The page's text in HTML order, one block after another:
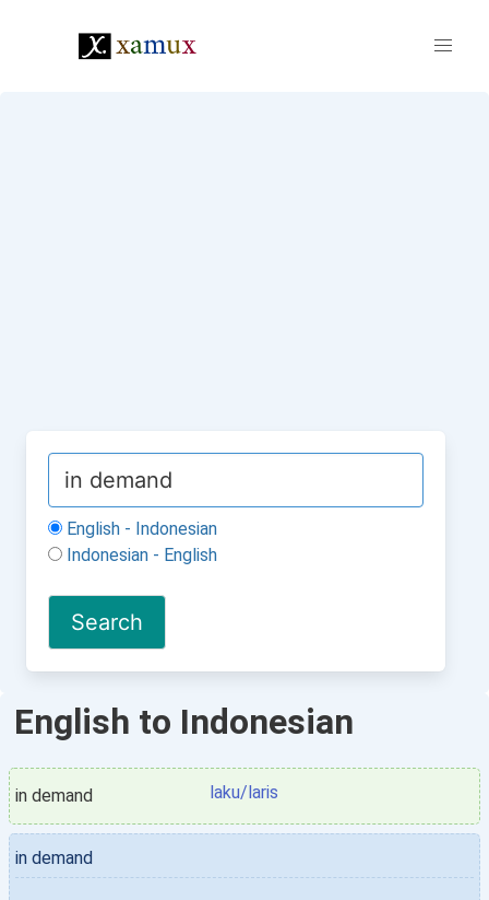
English - Indonesian
Indonesian - English
English to Indonesian
in demand laku/laris
in demand